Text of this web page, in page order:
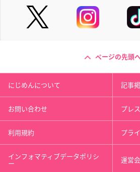
ページの先頭
にじめんについて 記事
お問い合わせ プレ
利用規約 プラ
インフォマティブデータポリシ
ー 運営